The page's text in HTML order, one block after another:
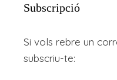
Subscripció
Si vols rebre un
subscriu-te: